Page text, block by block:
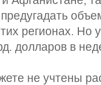
регионах.
долларов в
не учтены